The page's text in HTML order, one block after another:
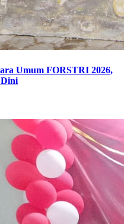
Umum FORSTRI 2026,